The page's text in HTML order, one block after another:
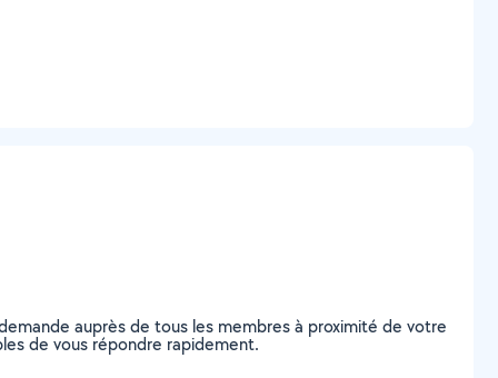
auprès de tous les membres à proximité de votre
de vous répondre rapidement.